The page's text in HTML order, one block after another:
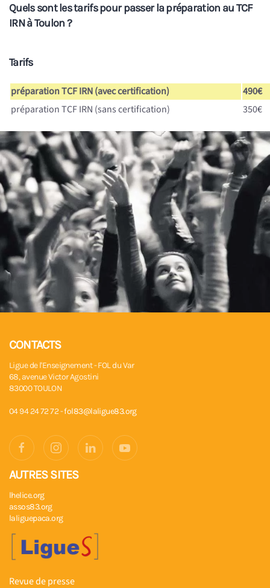
Quels sont les tarifs pour passer la préparation au TCF
IRN à Toulon ?
Tarifs
préparation TCF IRN (avec certification)
490€
préparation TCF IRN (sans certification)
350€
CONTACTS
Ligue de l'Enseignement - FOL du Var
68, avenue Victor Agostini
83000 TOULON
04 94 24 72 72 -fol83@laligue83.org
AUTRES SITES
lhelice.org
assos83.org
laliguepaca.org
Revue de presse